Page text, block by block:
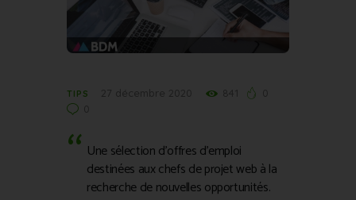
TIPS
Une sélection d’offres d’emploi
destinées aux chefs de projet web à la
recherche de nouvelles opportunités.